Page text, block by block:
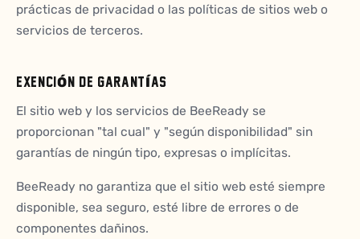
prácticas de privacidad o las políticas de sitios web o
servicios de terceros.
EXENCIÓN DE GARANTÍAS
El sitio web y los servicios de BeeReady se
proporcionan "tal cual" y "según disponibilidad" sin
garantías de ningún tipo, expresas o implícitas.
BeeReady no garantiza que el sitio web esté siempre
disponible, sea seguro, esté libre de errores o de
componentes dañinos.